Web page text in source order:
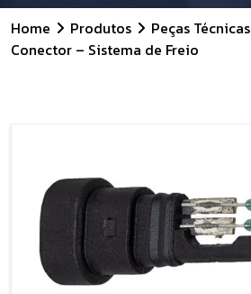
Home Produtos
Peças Técnicas
Conector – Sistema de Freio